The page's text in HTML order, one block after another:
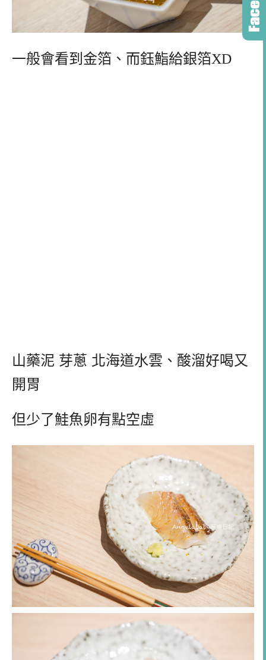
一般會看到金箔、而鈺鮨給銀箔XD
山藥泥 芽蔥 北海道水雲、酸溜好喝又
開胃
但少了鮭魚卵有點空虛